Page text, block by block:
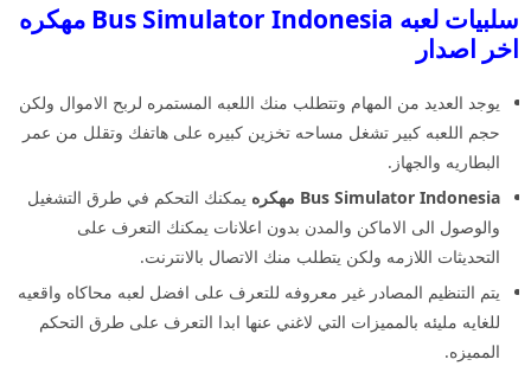
سلبيات لعبه Bus Simulator Indonesia مهكره
اخر اصدار
يوجد العديد من المهام وتتطلب منك اللعبه المستمره لربح الاموال ولكن
حجم اللعبه كبير تشغل مساحه تخزين كبيره على هاتفك وتقلل من عمر
البطاريه والجهاز.
Bus Simulator Indonesia مهكره
يمكنك التحكم في طرق التشغيل
والوصول الى الاماكن والمدن بدون اعلانات يمكنك التعرف على
التحديثات اللازمه ولكن يتطلب منك الاتصال بالانترنت.
يتم التنظيم المصادر غير معروفه للتعرف على افضل لعبه محاكاه واقعيه
للغايه مليئه بالمميزات التي لاغني عنها ابدا التعرف على طرق التحكم
المميزه.